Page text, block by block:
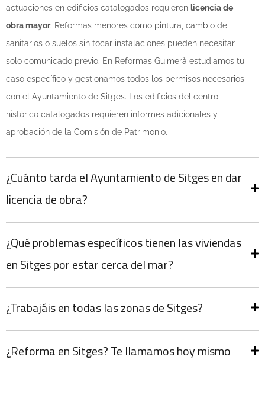
actuaciones en edificios catalogados requieren licencia de
obra mayor. Reformas menores como pintura, cambio de
sanitarios o suelos sin tocar instalaciones pueden necesitar
solo comunicado previo. En Reformas Guimerà estudiamos tu
caso específico y gestionamos todos los permisos necesarios
con el Ayuntamiento de Sitges. Los edificios del centro
histórico catalogados requieren informes adicionales y
aprobación de la Comisión de Patrimonio.
¿Cuánto tarda el Ayuntamiento de Sitges en dar
licencia de obra?
¿Qué problemas específicos tienen las viviendas
en Sitges por estar cerca del mar?
¿Trabajáis en todas las zonas de Sitges?
¿Reforma en Sitges? Te llamamos hoy mismo